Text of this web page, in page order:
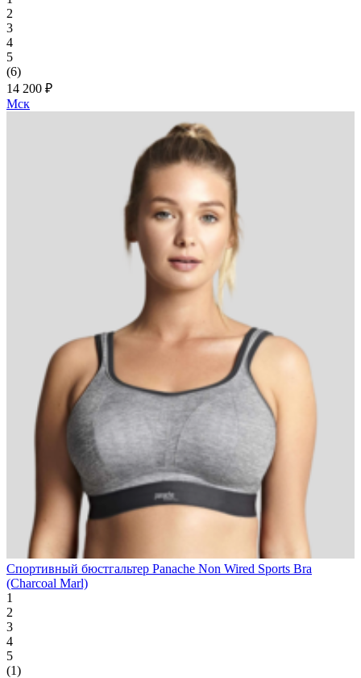
2
3
4
5
(6)
14 200 ₽
Мск
Спортивный бюстгальтер Panache Non Wired Sports Bra
(Charcoal Marl)
1
2
3
4
5
(1)